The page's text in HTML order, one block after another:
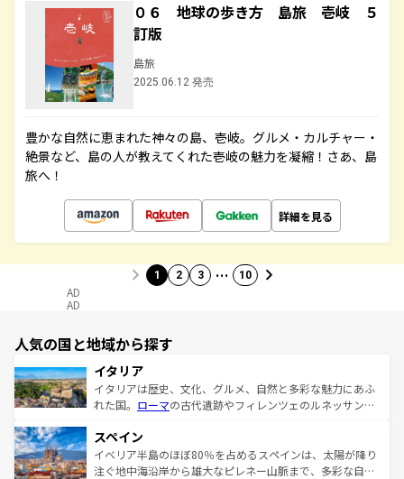
０６ 地球の歩き方 島旅 壱岐 ５
訂版
島旅
2025.06.12 発売
豊かな自然に恵まれた神々の島、壱岐。グルメ・カルチャー・
絶景など、島の人が教えてくれた壱岐の魅力を凝縮！さあ、島
旅へ！
詳細を見る
1 2 3 … 10
AD
AD
人気の国と地域から探す
イタリア
イタリアは歴史、文化、グルメ、自然と多彩な魅力にあふ
れた国。 ローマの古代遺跡やフィレンツェのルネッサンス
ろん、トスカーナの美しい田園風景やアマルフィ海岸の絶
景など、自然景観も見逃せない。観光の合間には、本場の
ピザやパスタなど、絶品のイタリア料理を堪能することも
スペイン
イベリア半島のほぼ80％を占めるスペインは、太陽が降り
注ぐ地中海沿岸から雄大なピレネー山脈まで、多彩な自然